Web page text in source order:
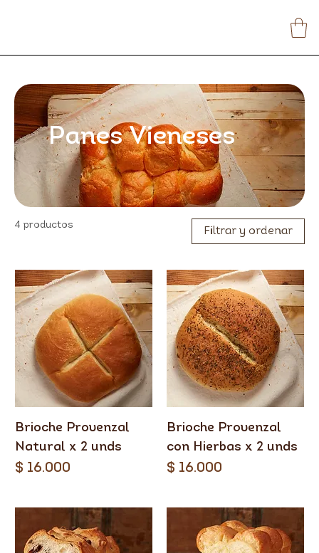
Panes Vieneses
4 productos
Filtrar y ordenar
Brioche Provenzal
Natural x 2 unds
Precio
$ 16.000
Brioche Provenzal
con Hierbas x 2 unds
Precio
$ 16.000